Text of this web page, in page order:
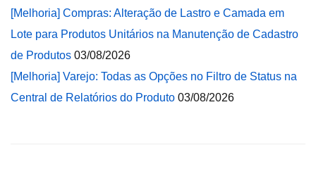
[Melhoria] Compras: Alteração de Lastro e Camada em
Lote para Produtos Unitários na Manutenção de Cadastro
de Produtos 03/08/2026
[Melhoria] Varejo: Todas as Opções no Filtro de Status na
Central de Relatórios do Produto 03/08/2026